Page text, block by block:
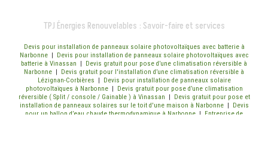
TPJ Énergies Renouvelables : Savoir-faire et services
Devis pour installation de panneaux solaire photovoltaïques avec batterie à
Narbonne |
Devis pour installation de panneaux solaire photovoltaïques avec
batterie à Vinassan | Devis gratuit pour pose d’une climatisation réversible à
Narbonne | Devis gratuit pour l'installation d’une climatisation réversible à
Lézignan-Corbières
|
Devis pour installation de panneaux solaire
photovoltaïques à Narbonne |
Devis gratuit pour pose d’une climatisation
réversible ( Split / console / Gainable ) à Vinassan |
Devis gratuit pour pose et
installation de panneaux solaires sur le toit d'une maison à Narbonne|
Devis
pour un ballon d’eau chaude thermodynamique à Narbonne | Entreprise de